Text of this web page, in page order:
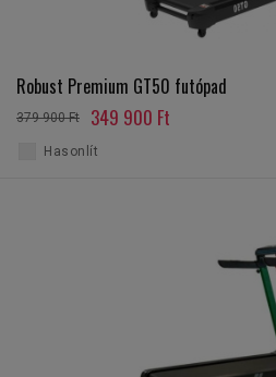
Robust Premium GT50 futópad
379 900 Ft 349 900 Ft
Hasonlít